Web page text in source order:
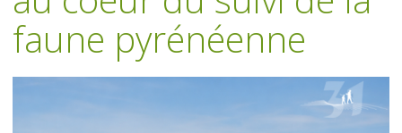
faune pyrénéenne